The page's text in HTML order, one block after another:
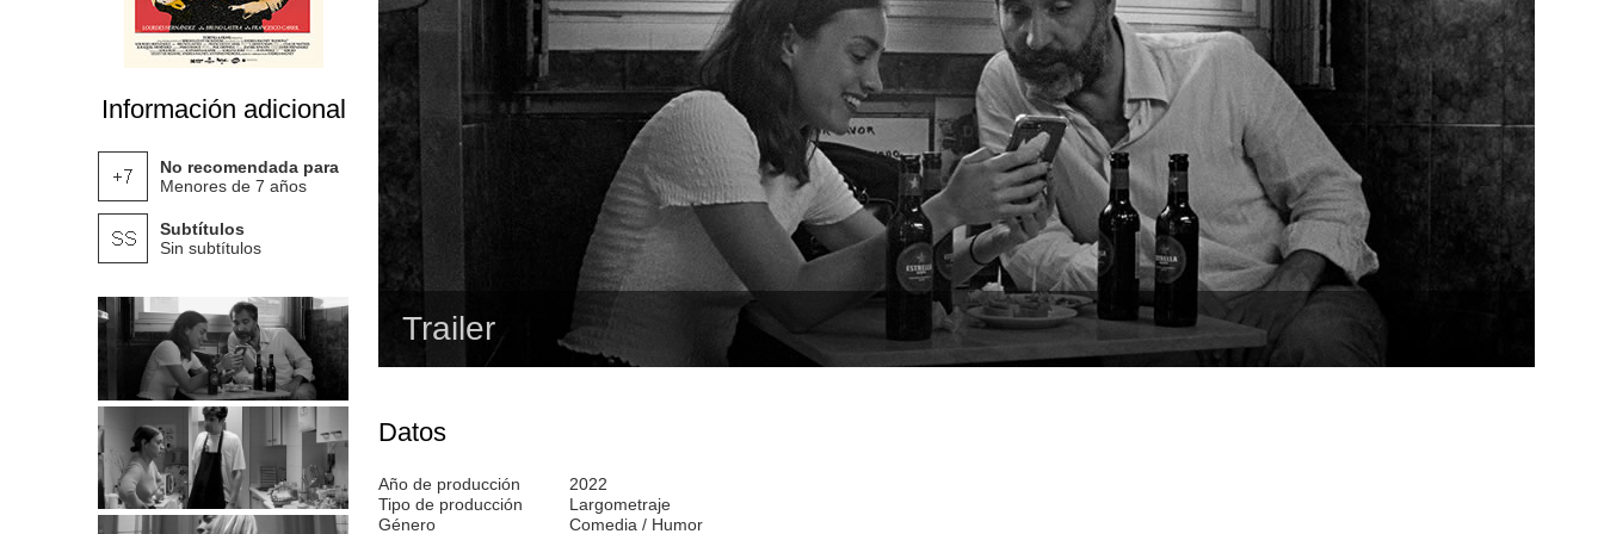
Información adicional
No recomendada para
Menores de 7 años
Subtítulos
Sin subtítulos
Trailer
Datos
Año de producción
2022
Tipo de producción
Largometraje
Género
Comedia / Humor